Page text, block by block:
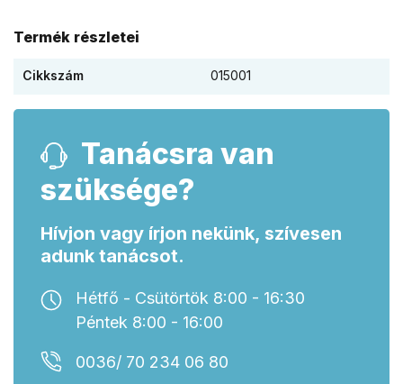
Termék részletei
Cikkszám 015001
Tanácsra van
szüksége?
Hívjon vagy írjon nekünk, szívesen
adunk tanácsot.
Hétfő - Csütörtök 8:00 - 16:30
Péntek 8:00 - 16:00
0036/ 70 234 06 80